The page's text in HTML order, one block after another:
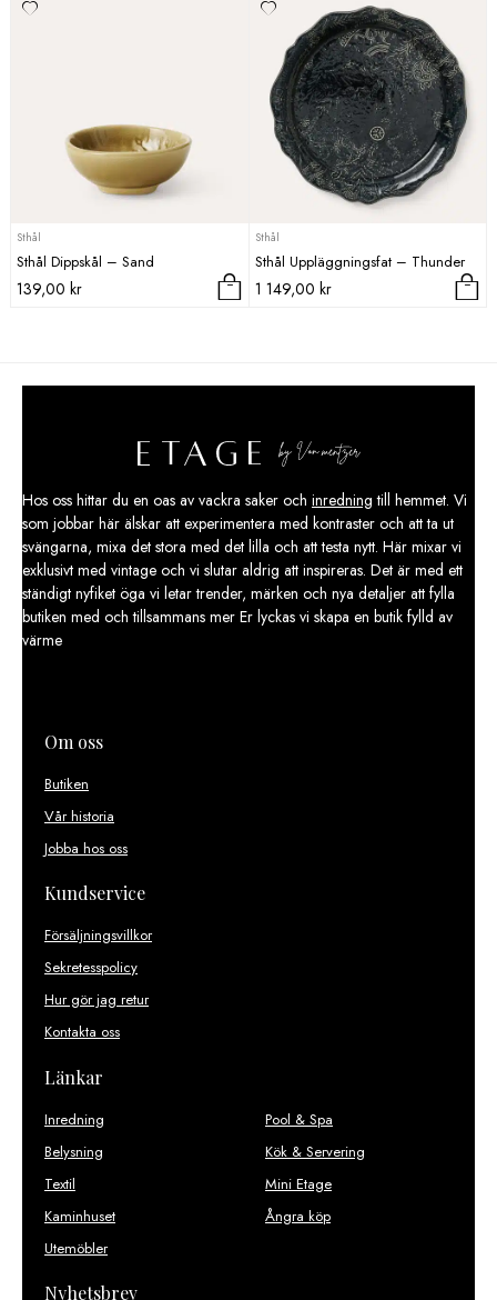
var:
är:
var:
119,00 kr.
är:
69,00 kr.
Sthål
Sthål Dippskål – Sand
139,00 kr
Sthål
Sthål Uppläggningsfat – Thunder
1 149,00 kr
Hos oss hittar du en oas av vackra saker och inredning till hemmet. Vi
som jobbar här älskar att experimentera med kontraster och att ta ut
svängarna, mixa det stora med det lilla och att testa nytt. Här mixar vi
exklusivt med vintage och vi slutar aldrig att inspireras. Det är med ett
ständigt nyfiket öga vi letar trender, märken och nya detaljer att fylla
butiken med och tillsammans mer Er lyckas vi skapa en butik fylld av
värme
Om oss
Butiken
Vår historia
Jobba hos oss
Kundservice
Försäljningsvillkor
Sekretesspolicy
Hur gör jag retur
Kontakta oss
Länkar
Inredning
Belysning
Textil
Kaminhuset
Utemöbler
Pool & Spa
Kök & Servering
Mini Etage
Ångra köp
Nyhetsbrev